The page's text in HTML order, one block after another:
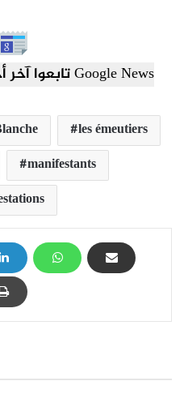
تابعوا آخر أخبار الأوبزرفر العربي عبر Google News
les émeutiers
manifestants